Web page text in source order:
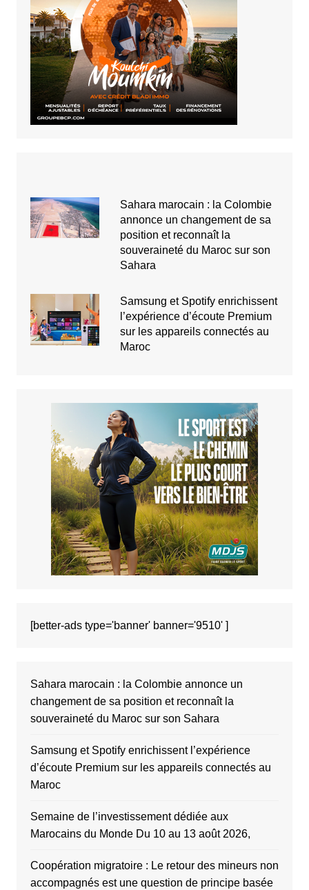
Sahara marocain : la Colombie
annonce un changement de sa
position et reconnaît la
souveraineté du Maroc sur son
Sahara
Samsung et Spotify enrichissent
l’expérience d’écoute Premium
sur les appareils connectés au
Maroc
[better-ads type='banner' banner='9510' ]
Sahara marocain : la Colombie annonce un
changement de sa position et reconnaît la
souveraineté du Maroc sur son Sahara
Samsung et Spotify enrichissent l’expérience
d’écoute Premium sur les appareils connectés au
Maroc
Semaine de l’investissement dédiée aux
Marocains du Monde Du 10 au 13 août 2026,
Coopération migratoire : Le retour des mineurs non
accompagnés est une question de principe basée